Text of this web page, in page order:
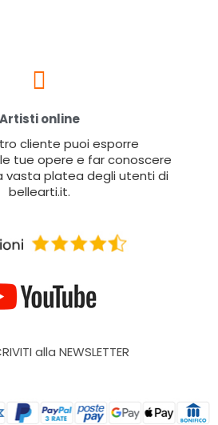
Artisti online
cliente puoi esporre
tue opere e far conoscere
vasta platea degli utenti di
bellearti.it.
alla NEWSLETTER